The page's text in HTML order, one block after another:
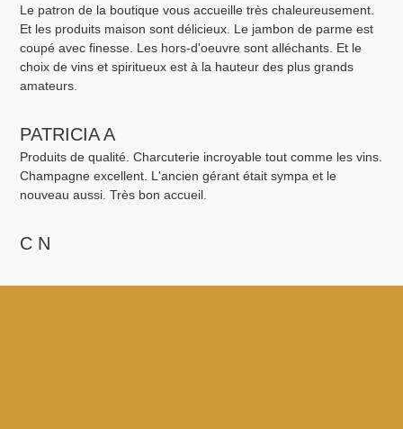
Le patron de la boutique vous accueille très chaleureusement.
Et les produits maison sont délicieux. Le jambon de parme est
coupé avec finesse. Les hors-d'oeuvre sont alléchants. Et le
choix de vins et spiritueux est à la hauteur des plus grands
amateurs.
PATRICIA A
Produits de qualité. Charcuterie incroyable tout comme les vins.
Champagne excellent. L'ancien gérant était sympa et le
nouveau aussi. Très bon accueil.
C N